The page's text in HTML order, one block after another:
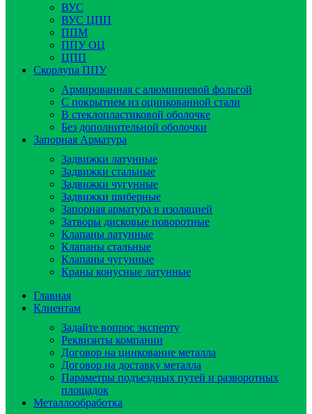
ВУС
ВУС ЦПП
ППМ
ППУ ОЦ
ЦПП
Скорлупа ППУ
Армированная с алюминиевой фольгой
C покрытием из оцинкованной стали
В стеклопластиковой оболочке
Без дополнительной оболочки
Запорная Арматура
Задвижки латунные
Задвижки стальные
Задвижки чугунные
Задвижки шиберные
Запорная арматура в изоляцией
Затворы дисковые поворотные
Клапаны латунные
Клапаны стальные
Клапаны чугунные
Краны конусные латунные
Главная
Клиентам
Задайте вопрос эксперту
Реквизиты компании
Договор на цинкование металла
Договор на доставку металла
Параметры подъездных путей и разворотных
площадок
Металлообработка